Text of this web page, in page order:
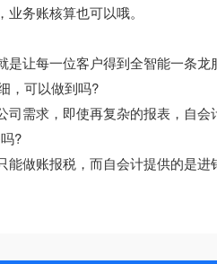
务账核算也可以哦。
让每一位客户得到全智能一条龙
，可以做到吗?
需求，即使再复杂的报表，自会
?
做账报税，而自会计提供的是进